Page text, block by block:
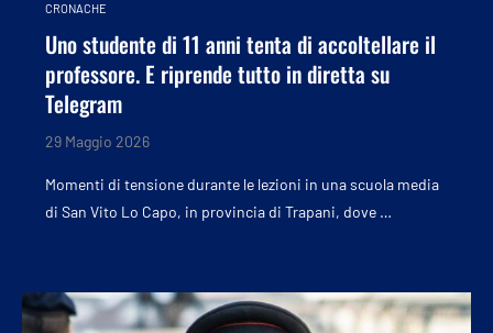
CRONACHE
Uno studente di 11 anni tenta di accoltellare il
professore. E riprende tutto in diretta su
Telegram
29 Maggio 2026
Momenti di tensione durante le lezioni in una scuola media
di San Vito Lo Capo, in provincia di Trapani, dove …